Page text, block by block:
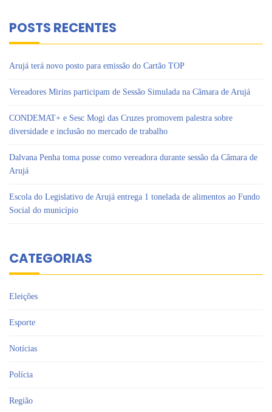
POSTS RECENTES
Arujá terá novo posto para emissão do Cartão TOP
Vereadores Mirins participam de Sessão Simulada na Câmara de Arujá
CONDEMAT+ e Sesc Mogi das Cruzes promovem palestra sobre
diversidade e inclusão no mercado de trabalho
Dalvana Penha toma posse como vereadora durante sessão da Câmara de
Arujá
Escola do Legislativo de Arujá entrega 1 tonelada de alimentos ao Fundo
Social do município
CATEGORIAS
Eleições
Esporte
Notícias
Polícia
Região